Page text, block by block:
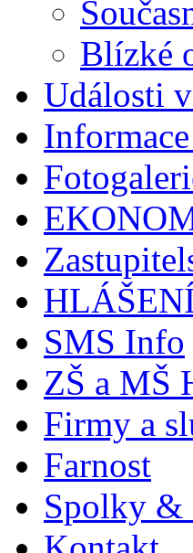
Blízké
Události
SMS Info
ZŠ a MŠ
Firmy a
Farnost
Spolky &